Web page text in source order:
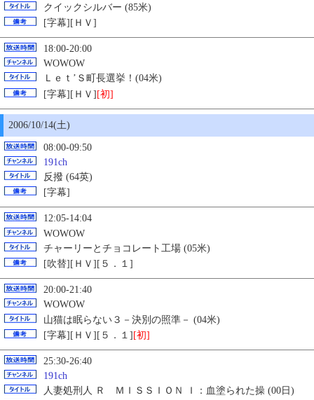
クイックシルバー (85米)
[字幕][ＨＶ]
18:00-20:00
WOWOW
Ｌｅｔ’Ｓ町長選挙！(04米)
[字幕][ＨＶ][初]
2006/10/14(土)
08:00-09:50
191ch
反撥 (64英)
[字幕]
12:05-14:04
WOWOW
チャーリーとチョコレート工場 (05米)
[吹替][ＨＶ][５．１]
20:00-21:40
WOWOW
山猫は眠らない３－決別の照準－ (04米)
[字幕][ＨＶ][５．１] [初]
25:30-26:40
191ch
人妻処刑人 Ｒ ＭＩＳＳＩＯＮ Ｉ：血塗られた操 (00日)